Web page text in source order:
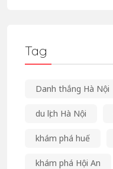
Tag
Danh thắng Hà Nội
du lịch Hà Nội
khám phá huế
khám phá Hội An